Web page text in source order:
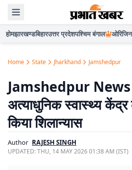
होमझारखण्डबिहारउत्तर प्रदेशपश्चिम बंगाल
Home State Jharkhand Jamshedpur
Jamshedpur News :
अत्याधुनिक स्वास्थ्य केंद्र
किया शिलान्यास
Author RAJESH SINGH
UPDATED:THU, 14 MAY 2026 01:38 AM (IST)